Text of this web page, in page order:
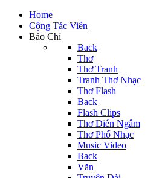
Home
Cộng Tác Viên
Báo Chí
Back
Thơ
Thơ Tranh
Tranh Thơ Nhạc
Thơ Flash
Back
Flash Clips
Thơ Diễn Ngâm
Thơ Phổ Nhạc
Music Video
Back
Văn